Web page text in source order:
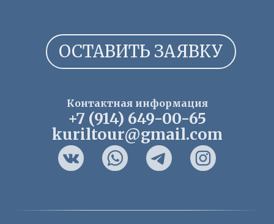
ОСТАВИТЬ ЗАЯВКУ
+7 (914) 649-00-65
Контактная информация
kuriltour@gmail.com